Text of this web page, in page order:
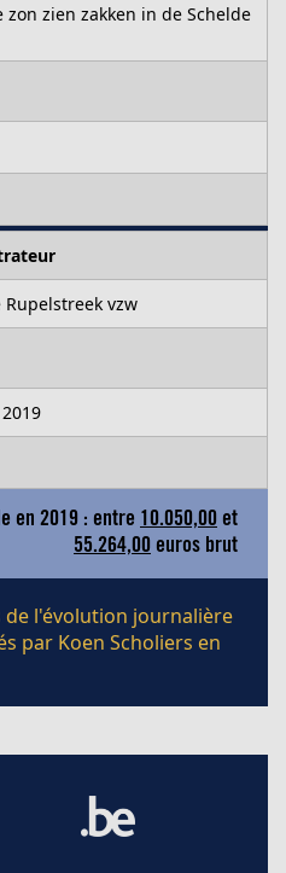
zon zien zakken in de Schelde
Rupelstreek vzw
en 2019 : entre 10.050,00 et
55.264,00 euros brut
l'évolution journalière
par Koen Scholiers en